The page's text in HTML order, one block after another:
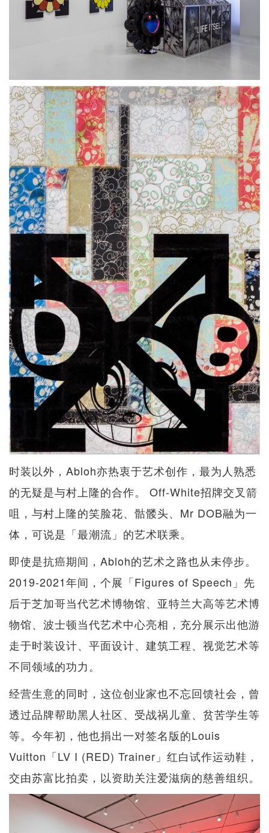
时装以外，Abloh亦热衷于艺术创作，最为人熟悉
的无疑是与村上隆的合作。 Off-White招牌交叉箭
咀，与村上隆的笑脸花、骷髅头、Mr DOB融为一
体，可说是「最潮流」的艺术联乘。
即使是抗癌期间，Abloh的艺术之路也从未停步。
2019-2021年间，个展「Figures of Speech」先
后于芝加哥当代艺术博物馆、亚特兰大高等艺术博
物馆、波士顿当代艺术中心亮相，充分展示出他游
走于时装设计、平面设计、建筑工程、视觉艺术等
不同领域的功力。
经营生意的同时，这位创业家也不忘回馈社会，曾
透过品牌帮助黑人社区、受战祸儿童、贫苦学生等
等。今年初，他也捐出一对签名版的Louis
Vuitton「LV I (RED) Trainer」红白试作运动鞋，
交由苏富比拍卖，以资助关注爱滋病的慈善组织。